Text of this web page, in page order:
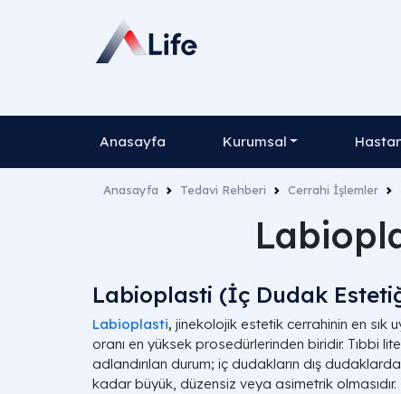
Anasayfa Kurumsal
Anasayfa Tedavi Rehberi Cerrahi İşlemler
Labioplasti (İç Dudak
Labioplasti, jinekolojik estetik cerrahinin en sık
oranı en yüksek prosedürlerinden biridir. Tıbbi
adlandırılan durum; iç dudakların dış
kadar büyük, düzensiz veya asimetrik